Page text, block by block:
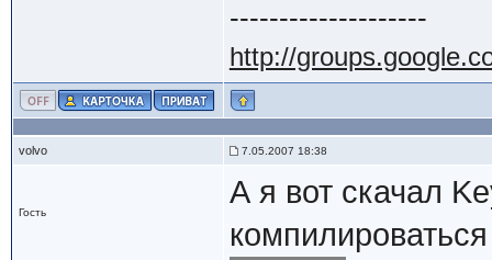
--------------------
http://
volvo 7.05.2007 18:38
Гость
А я вот скачал